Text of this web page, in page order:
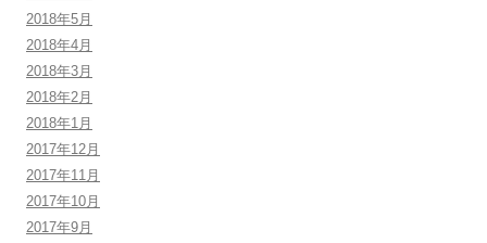
2018年5月
2018年4月
2018年3月
2018年2月
2018年1月
2017年12月
2017年11月
2017年10月
2017年9月